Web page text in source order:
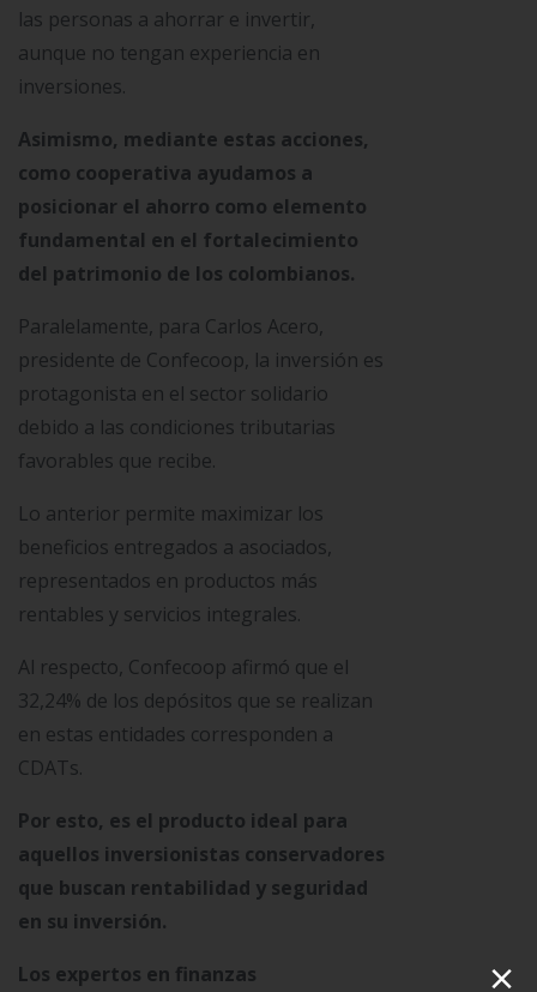
las personas a ahorrar e invertir,
aunque no tengan experiencia en
inversiones.
Asimismo, mediante estas acciones,
como cooperativa ayudamos a
posicionar el ahorro como elemento
fundamental en el fortalecimiento
del patrimonio de los colombianos.
Paralelamente, para Carlos Acero,
presidente de Confecoop, la inversión es
protagonista en el sector solidario
debido a las condiciones tributarias
favorables que recibe.
Lo anterior permite maximizar los
beneficios entregados a asociados,
representados en productos más
rentables y servicios integrales.
Al respecto, Confecoop afirmó que el
32,24% de los depósitos que se realizan
en estas entidades corresponden a
CDATs.
Por esto, es el producto ideal para
aquellos inversionistas conservadores
que buscan rentabilidad y seguridad
en su inversión.
Los expertos en finanzas
×